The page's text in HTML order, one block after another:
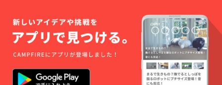
のお互
いの特
徴が絶
妙に
マッチ
してい
て何度
食べて
も飽き